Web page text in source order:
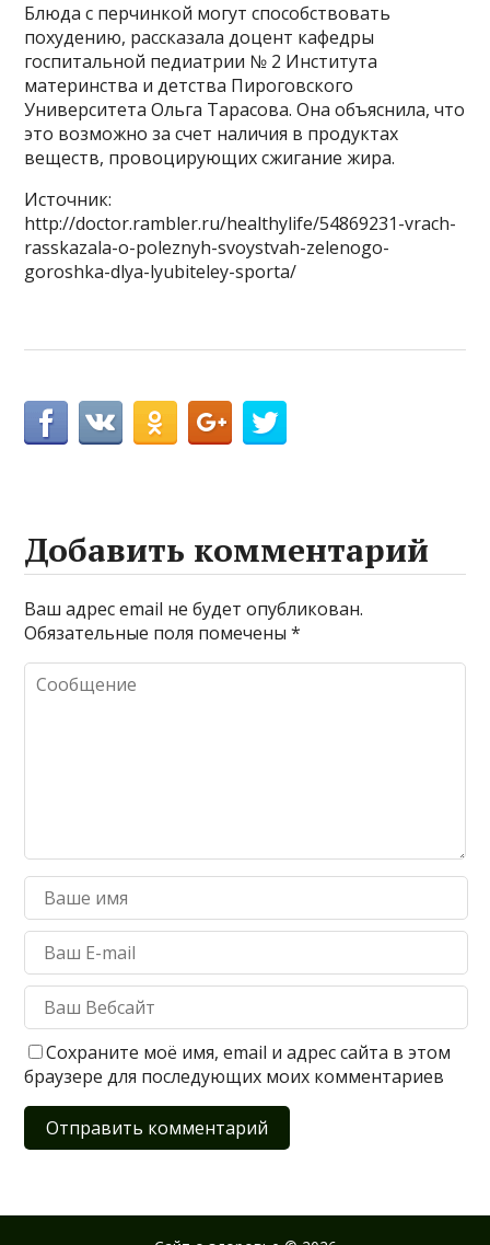
Блюда с перчинкой могут способствовать
похудению, рассказала доцент кафедры
госпитальной педиатрии № 2 Института
материнства и детства Пироговского
Университета Ольга Тарасова. Она объяснила, что
это возможно за счет наличия в продуктах
веществ, провоцирующих сжигание жира.
Источник:
http://doctor.rambler.ru/healthylife/54869231-vrach-
rasskazala-o-poleznyh-svoystvah-zelenogo-
goroshka-dlya-lyubiteley-sporta/
Добавить комментарий
Ваш адрес email не будет опубликован.
Обязательные поля помечены*
Сохраните моё имя, email и адрес сайта в этом
браузере для последующих моих комментариев